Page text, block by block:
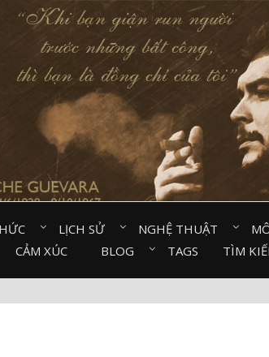
LỊCH SỬ⠀ NGHỆ THUẬT⠀
CẢM XÚC⠀ BLOG⠀ TAGS TÌM